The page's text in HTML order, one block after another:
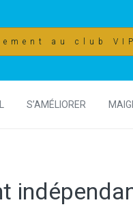
au club
S’AMÉLIORER